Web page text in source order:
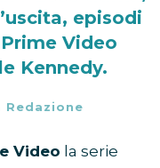
episodi
Video
Kennedy.
Redazione
Video la serie